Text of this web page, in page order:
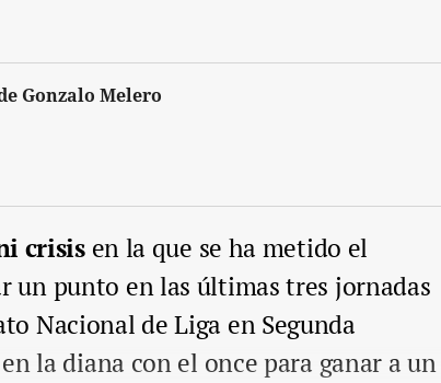
Gonzalo Melero
crisisen la que se ha metido el
un punto en las últimas tres jornadas
Nacional de Liga en Segunda
la diana con el once para ganar a un